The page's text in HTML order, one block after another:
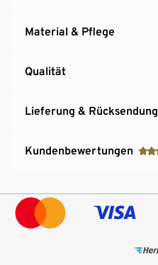
Material & Pflege
Qualität
Lieferung & Rücksendung
Kundenbewertungen